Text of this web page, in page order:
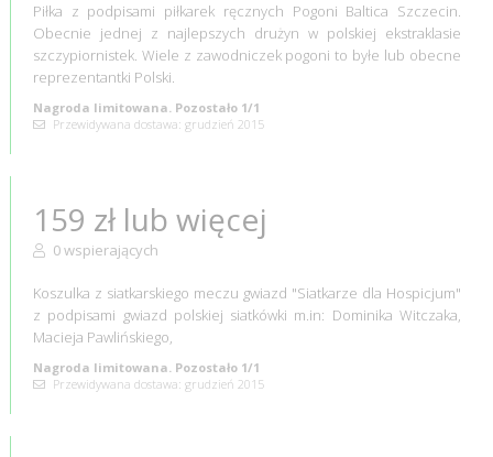
Piłka z podpisami piłkarek ręcznych Pogoni Baltica Szczecin.
Obecnie jednej z najlepszych drużyn w polskiej ekstraklasie
szczypiornistek. Wiele z zawodniczek pogoni to byłe lub obecne
reprezentantki Polski.
Nagroda limitowana. Pozostało 1/1
Przewidywana dostawa: grudzień 2015
159 zł lub więcej
0 wspierających
Koszulka z siatkarskiego meczu gwiazd "Siatkarze dla Hospicjum"
z podpisami gwiazd polskiej siatkówki m.in: Dominika Witczaka,
Macieja Pawlińskiego,
Nagroda limitowana. Pozostało 1/1
Przewidywana dostawa: grudzień 2015